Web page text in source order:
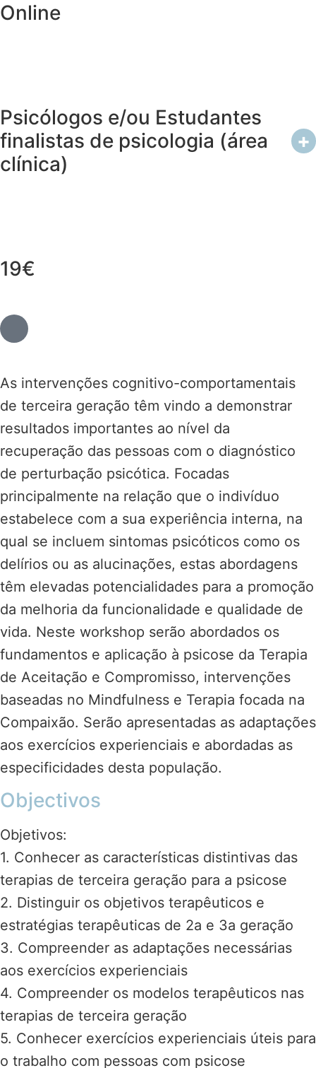
Online
Psicólogos e/ou Estudantes
finalistas de psicologia (área
clínica)
+
19€
As intervenções cognitivo-comportamentais
de terceira geração têm vindo a demonstrar
resultados importantes ao nível da
recuperação das pessoas com o diagnóstico
de perturbação psicótica. Focadas
principalmente na relação que o indivíduo
estabelece com a sua experiência interna, na
qual se incluem sintomas psicóticos como os
delírios ou as alucinações, estas abordagens
têm elevadas potencialidades para a promoção
da melhoria da funcionalidade e qualidade de
vida. Neste workshop serão abordados os
fundamentos e aplicação à psicose da Terapia
de Aceitação e Compromisso, intervenções
baseadas no Mindfulness e Terapia focada na
Compaixão. Serão apresentadas as adaptações
aos exercícios experienciais e abordadas as
especificidades desta população.
Objectivos
Objetivos:
1. Conhecer as características distintivas das
terapias de terceira geração para a psicose
2. Distinguir os objetivos terapêuticos e
estratégias terapêuticas de 2a e 3a geração
3. Compreender as adaptações necessárias
aos exercícios experienciais
4. Compreender os modelos terapêuticos nas
terapias de terceira geração
5. Conhecer exercícios experienciais úteis para
o trabalho com pessoas com psicose